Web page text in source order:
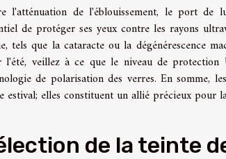
l'atténuation de l'éblouissement, le port de
de protéger ses yeux contre les rayons
tels que la cataracte ou la dégénérescence
l'été, veillez à ce que le niveau de protection
de polarisation des verres. En somme,
estival; elles constituent un allié précieux pour
de la teinte